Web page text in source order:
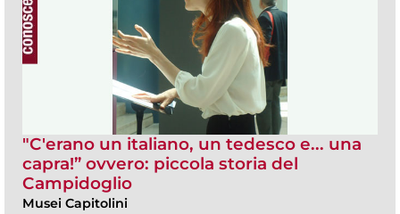
"C'erano un italiano, un tedesco e... una
capra!” ovvero: piccola storia del
Campidoglio
Musei Capitolini